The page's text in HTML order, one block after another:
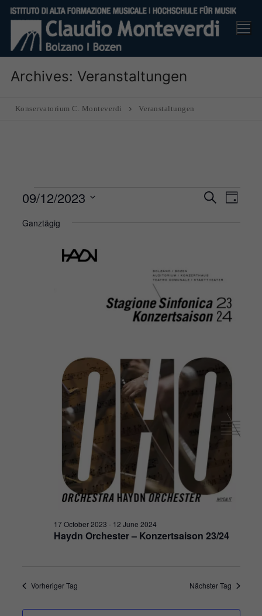
Skip
content
Archives: Veranstaltungen
Konservatorium C. Monteverdi Veranstaltungen
Veranstaltungen
für
December
Suche
Tag
09/12/2023
Ganztägig
Haydn Orchester – Konzertsaison 23/24
17 October 2023 - 12 June 2024
Vorheriger Tag Nächster Tag